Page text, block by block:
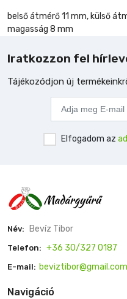
belső átmérő 11 mm, külső
magasság 8 mm
Iratkozzon fel
Tájékozódjon új
Elfogadom az
Név: Bevíz Tibor
Telefon: +36 30/327 0187
E-mail: beviztibor@gmail.com
Navigáció